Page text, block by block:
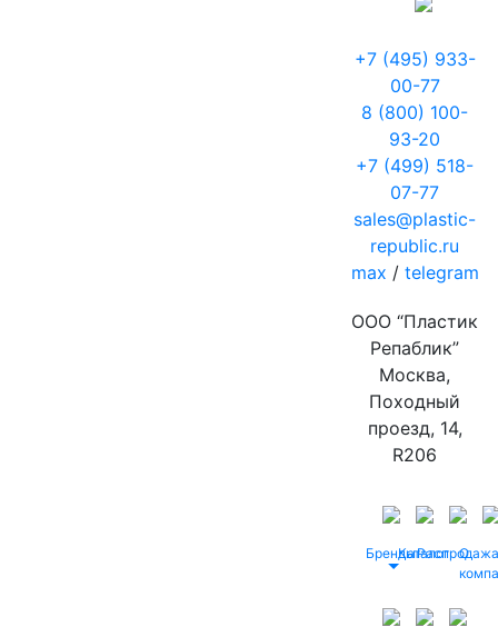
+7 (495) 933-
00-77
8 (800) 100-
93-20
+7 (499) 518-
07-77
sales@plastic-
republic.ru
max / telegram
ООО “Пластик
Репаблик”
Москва,
Походный
проезд, 14,
R206
БрендыКаталог
Распродажа
О